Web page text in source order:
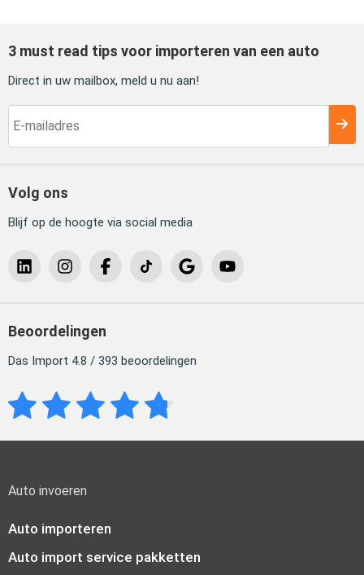
3 must read tips voor importeren van een auto
Direct in uw mailbox, meld u nu aan!
Volg ons
Blijf op de hoogte via social media
Beoordelingen
Das Import 4.8 / 393 beoordelingen
Auto invoeren
Auto importeren
Auto import service pakketten